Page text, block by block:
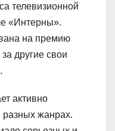
телевизионной
«Интерны».
на премию
другие свои
активно
разных жанрах.